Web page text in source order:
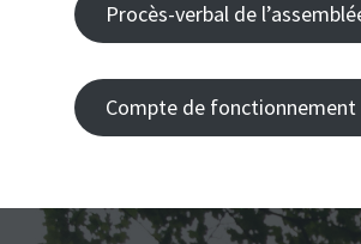
Procès-verbal de
Compte de fonctionnement